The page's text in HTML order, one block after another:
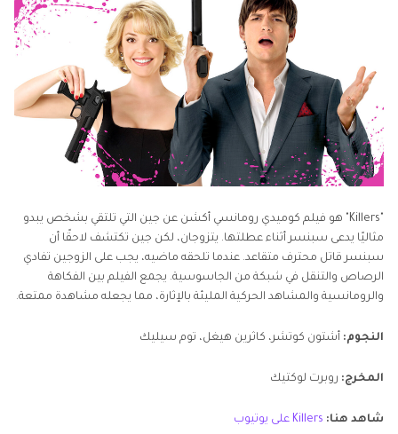
"Killers" هو فيلم كوميدي رومانسي أكشن عن جين التي تلتقي بشخص يبدو
مثاليًا يدعى سبنسر أثناء عطلتها. يتزوجان، لكن جين تكتشف لاحقًا أن
سبنسر قاتل محترف متقاعد. عندما تلحقه ماضيه، يجب على الزوجين تفادي
الرصاص والتنقل في شبكة من الجاسوسية. يجمع الفيلم بين الفكاهة
والرومانسية والمشاهد الحركية المليئة بالإثارة، مما يجعله مشاهدة ممتعة.
النجوم: أشتون كوتشر، كاثرين هيغل، توم سيليك
المخرج: روبرت لوكتيك
شاهد هنا: Killers على يوتيوب